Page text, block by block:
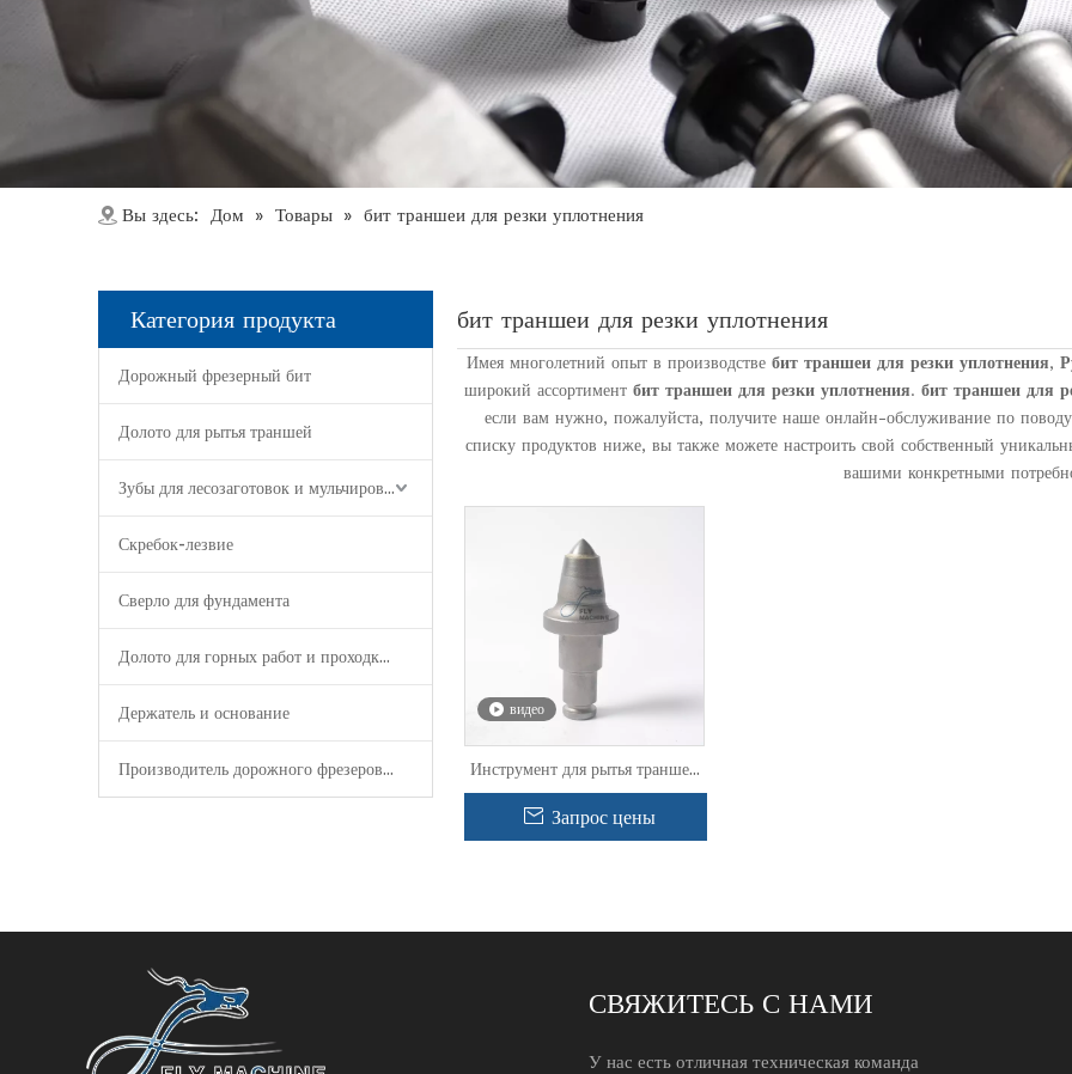
Вы здесь: Дом » Товары » бит траншеи для резки уплотнения
Категория продукта
Дорожный фрезерный бит
Долото для рытья траншей
Зубы для лесозаготовок и мульчирования
Скребок-лезвие
Сверло для фундамента
Долото для горных работ и проходки туннелей
Держатель и основание
Производитель дорожного фрезерования
бит траншеи для резки уплотнения
Имея многолетний опыт в производстве бит траншеи для резки уплотнения,
широкий ассортимент бит траншеи для резки уплотнения. бит траншеи для
если вам нужно, пожалуйста, получите наше онлайн-обслуживание по поводу
списку продуктов ниже, вы также можете настроить свой собственный
вашими конкретными
видео
Инструмент для рытья траншей
TS30CX с калибром 3,0
(4050638) с канавкой c c-
образной канавкой
Запрос цены
СВЯЖИТЕСЬ С НАМИ
У нас есть отличная техническая команда